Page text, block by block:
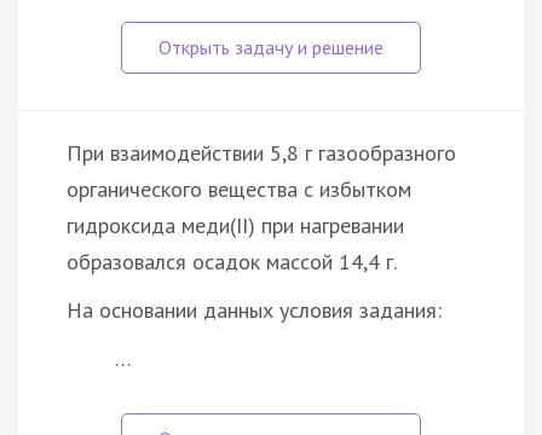
При взаимодействии 5,8 г газообразного
органического вещества с избытком
гидроксида меди(II) при нагревании
образовался осадок массой 14,4 г.
На основании данных условия задания:
…